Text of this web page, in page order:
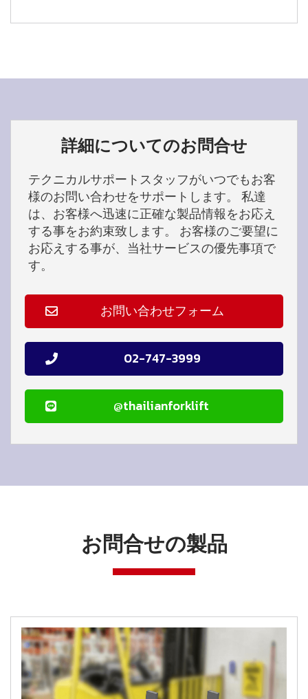
詳細についてのお問合せ
テクニカルサポートスタッフがいつでもお客
様のお問い合わせをサポートします。 私達
は、お客様へ迅速に正確な製品情報をお応え
する事をお約束致します。 お客様のご要望に
お応えする事が、当社サービスの優先事項で
す。
お問い合わせフォーム
02-747-3999
@thailianforklift
お問合せの製品